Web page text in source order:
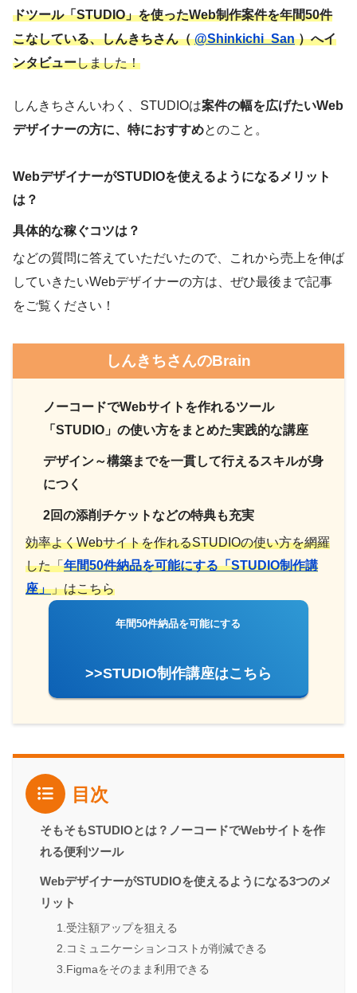
ドツール「STUDIO」を使ったWeb制作案件を年間50件
こなしている、しんきちさん（@Shinkichi_San）へイ
ンタビューしました！
しんきちさんいわく、STUDIOは案件の幅を広げたいWeb
デザイナーの方に、 特におすすめとのこと。
WebデザイナーがSTUDIOを使えるようになるメリット
は？
具体的な稼ぐコツは？
などの質問に答えていただいたので、これから売上を伸ば
していきたいWebデザイナーの方は、ぜひ最後まで記事
をご覧ください！
しんきちさんのBrain
ノーコードでWebサイトを作れるツール
「STUDIO」の使い方をまとめた実践的な講座
デザイン～構築までを一貫して行えるスキルが身
につく
2回の添削チケットなどの特典も充実
効率よくWebサイトを作れるSTUDIOの使い方を網羅
した「年間50件納品を可能にする「STUDIO制作講
座」」はこちら
年間50件納品を可能にする
>>STUDIO制作講座はこちら
目次
そもそもSTUDIOとは？ノーコードでWebサイトを作
れる便利ツール
WebデザイナーがSTUDIOを使えるようになる3つのメ
リット
1.受注額アップを狙える
2.コミュニケーションコストが削減できる
3.Figmaをそのまま利用できる